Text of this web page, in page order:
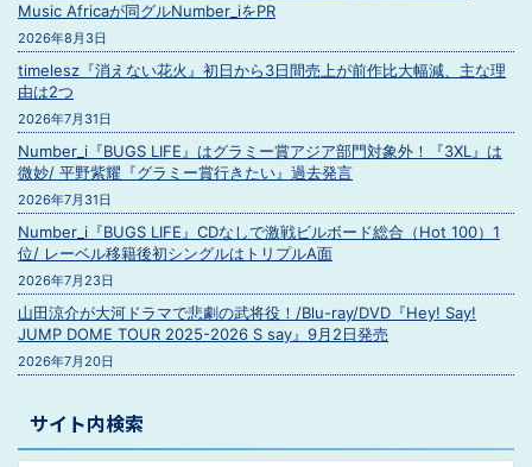
Music Africaが同グルNumber_iをPR
2026年8月3日
timelesz『消えない花火』初日から3日間売上が前作比大幅減、主な理
由は2つ
2026年7月31日
Number_i『BUGS LIFE』はグラミー賞アジア部門対象外！『3XL』は
微妙/ 平野紫耀『グラミー賞行きたい』過去発言
2026年7月31日
Number_i『BUGS LIFE』CDなしで激戦ビルボード総合（Hot 100）1
位/ レーベル移籍後初シングルはトリプルA面
2026年7月23日
山田涼介が大河ドラマで悲劇の武将役！/Blu-ray/DVD『Hey! Say!
JUMP DOME TOUR 2025-2026 S say』9月2日発売
2026年7月20日
サイト内検索